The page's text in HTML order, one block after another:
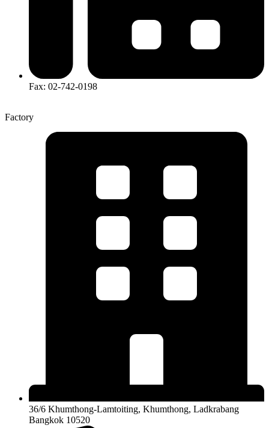
Fax: 02-742-0198
Factory
36/6 Khumthong-Lamtoiting, Khumthong, Ladkrabang
Bangkok 10520